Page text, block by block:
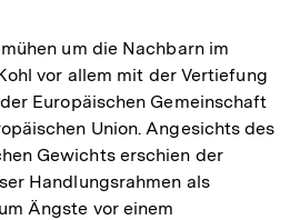
der
Fußnote
um die Nachbarn im
vor allem mit der Vertiefung
Europäischen Gemeinschaft
Union. Angesichts des
Gewichts erschien der
Handlungsrahmen als
Ängste vor einem